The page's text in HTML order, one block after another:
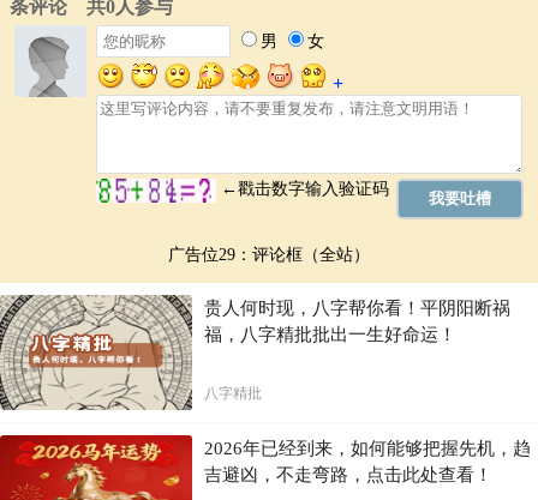
广告位29：评论框（全站）
贵人何时现，八字帮你看！平阴阳断祸
福，八字精批批出一生好命运！
八字精批
2026年已经到来，如何能够把握先机，趋
吉避凶，不走弯路，点击此处查看！